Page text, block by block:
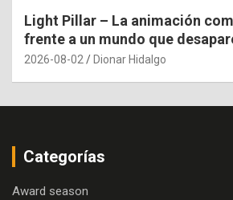
Light Pillar – La animación
frente a un mundo que
2026-08-02 Dionar Hidalgo
Categorías
Award season